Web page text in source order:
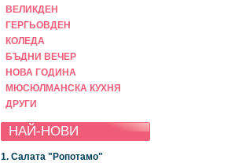
ВЕЛИКДЕН
ГЕРГЬОВДЕН
КОЛЕДА
БЪДНИ ВЕЧЕР
НОВА ГОДИНА
МЮСЮЛМАНСКА КУХНЯ
ДРУГИ
НАЙ-НОВИ
1. Салата "Ропотамо"